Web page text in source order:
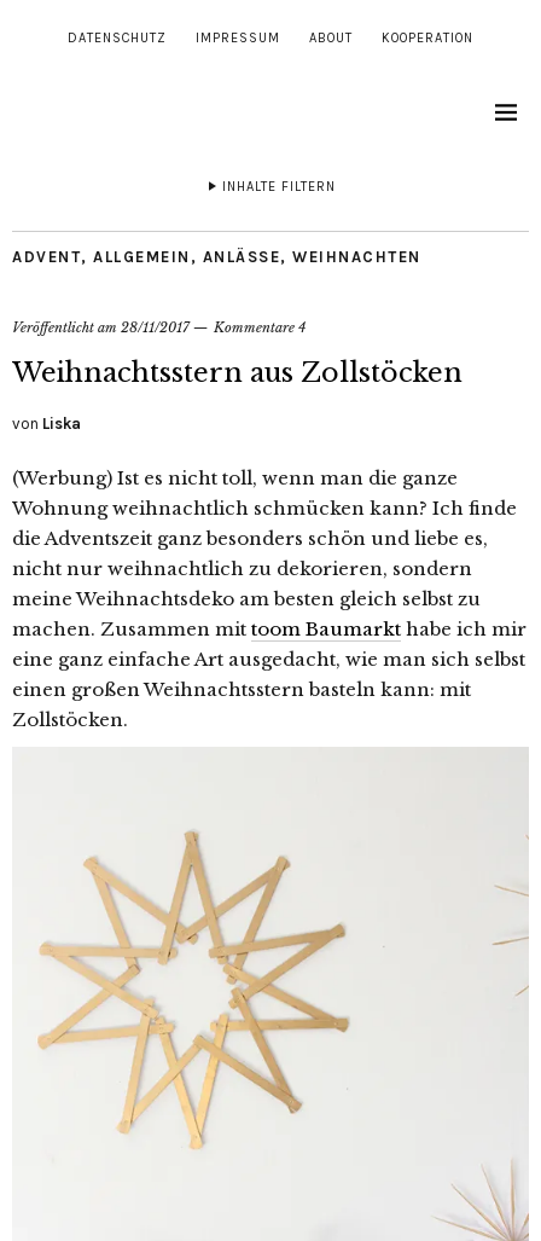
DATENSCHUTZ IMPRESSUM ABOUT KOOPERATION
INHALTE FILTERN
ADVENT, ALLGEMEIN , ANLÄSSE, WEIHNACHTEN
Veröffentlicht am 28/11/2017 Kommentare 4
Weihnachtsstern aus Zollstöcken
von Liska
(Werbung) Ist es nicht toll, wenn man die ganze
Wohnung weihnachtlich schmücken kann? Ich finde
die Adventszeit ganz besonders schön und liebe es,
nicht nur weihnachtlich zu dekorieren, sondern
meine Weihnachtsdeko am besten gleich selbst zu
machen. Zusammen mit toom Baumarkt habe ich mir
eine ganz einfache Art ausgedacht, wie man sich selbst
einen großen Weihnachtsstern basteln kann: mit
Zollstöcken.